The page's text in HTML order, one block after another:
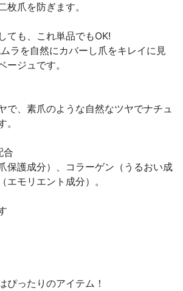
枚爪を防ぎます。
ても、これ単品でもOK!
ラを自然にカバーし爪をキレイに見
ージュです。
で、素爪のような自然なツヤでナチュ
合
保護成分）、コラーゲン（うるおい成
エモリエント成分）。
ぴったりのアイテム！